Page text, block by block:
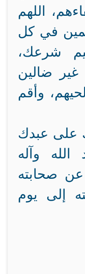
اللهم
في كل
شرعك،
غير ضالين
وأقم
على عبدك
وآله
عن صحابته
إلى يوم